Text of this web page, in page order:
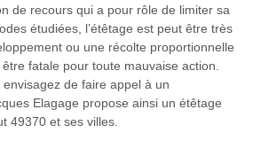
de recours qui a pour rôle de limiter sa
étudiées, l’étêtage est peut être très
ou une récolte proportionnelle
fatale pour toute mauvaise action.
de faire appel à un
Elagage propose ainsi un étêtage
49370 et ses villes.